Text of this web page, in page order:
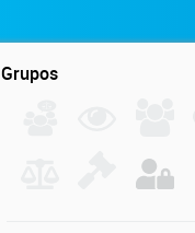
Grupos